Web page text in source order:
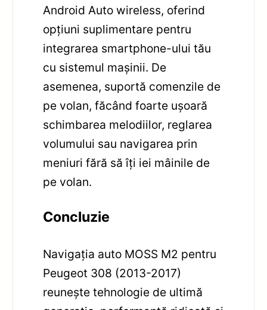
Android Auto wireless, oferind
opțiuni suplimentare pentru
integrarea smartphone-ului tău
cu sistemul mașinii. De
asemenea, suportă comenzile de
pe volan, făcând foarte ușoară
schimbarea melodiilor, reglarea
volumului sau navigarea prin
meniuri fără să îți iei mâinile de
pe volan.
Concluzie
Navigația auto MOSS M2 pentru
Peugeot 308 (2013-2017)
reunește tehnologie de ultimă